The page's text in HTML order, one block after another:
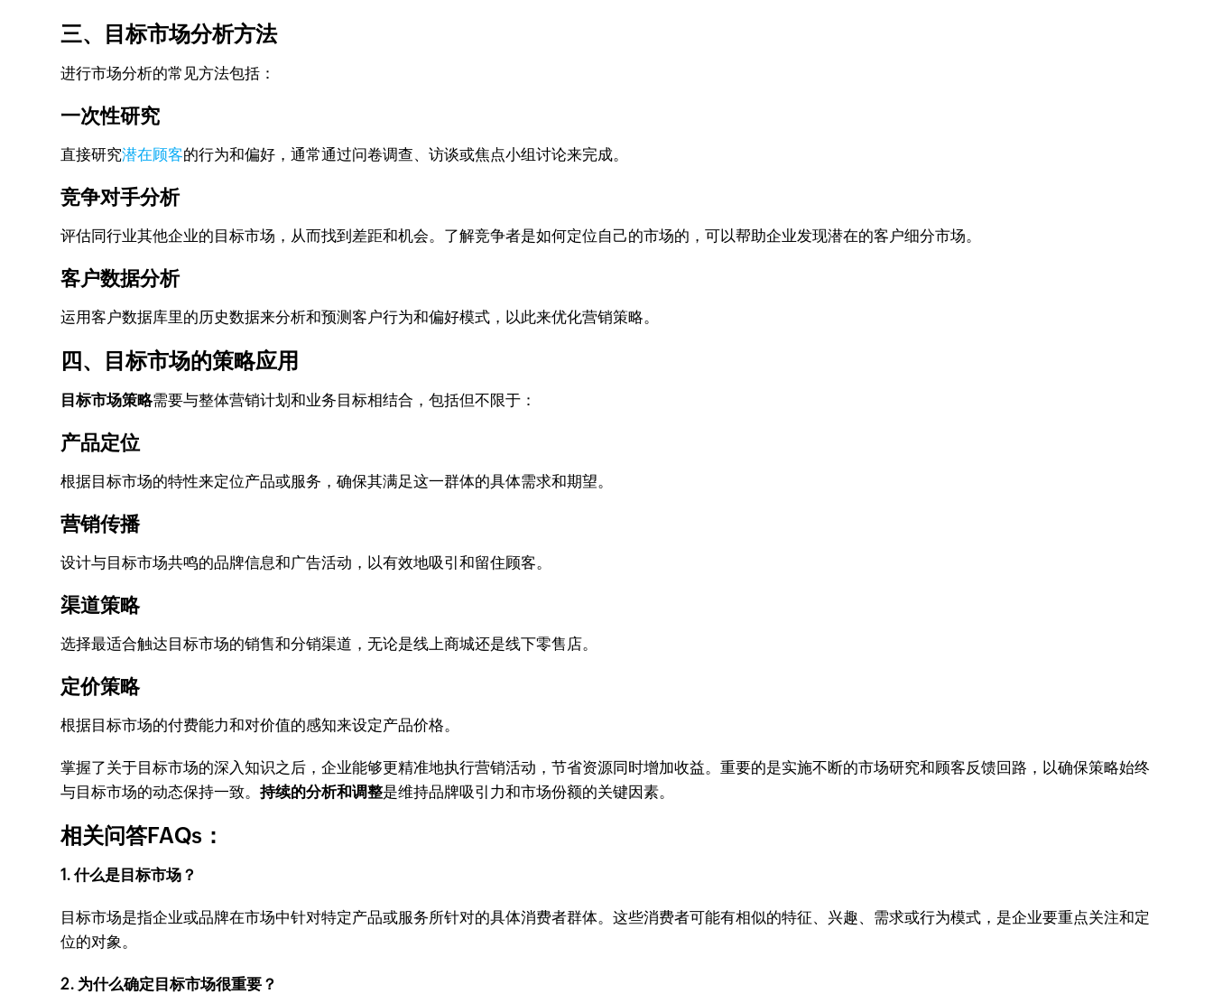
三、目标市场分析方法
进行市场分析的常见方法包括：
一次性研究
直接研究潜在顾客的行为和偏好，通常通过问卷调查、访谈或焦点小组讨论来完成。
竞争对手分析
评估同行业其他企业的目标市场，从而找到差距和机会。了解竞争者是如何定位自己的市场的，可以帮助企业发现潜在的客户细分市场。
客户数据分析
运用客户数据库里的历史数据来分析和预测客户行为和偏好模式，以此来优化营销策略。
四、目标市场的策略应用
目标市场策略需要与整体营销计划和业务目标相结合，包括但不限于：
产品定位
根据目标市场的特性来定位产品或服务，确保其满足这一群体的具体需求和期望。
营销传播
设计与目标市场共鸣的品牌信息和广告活动，以有效地吸引和留住顾客。
渠道策略
选择最适合触达目标市场的销售和分销渠道，无论是线上商城还是线下零售店。
定价策略
根据目标市场的付费能力和对价值的感知来设定产品价格。
掌握了关于目标市场的深入知识之后，企业能够更精准地执行营销活动，节省资源同时增加收益。重要的是实施不断的市场研究和顾客反馈回路，以确保策略始终
与目标市场的动态保持一致。持续的分析和调整是维持品牌吸引力和市场份额的关键因素。
相关问答FAQs：
1. 什么是目标市场？
目标市场是指企业或品牌在市场中针对特定产品或服务所针对的具体消费者群体。这些消费者可能有相似的特征、兴趣、需求或行为模式，是企业要重点关注和定
位的对象。
2. 为什么确定目标市场很重要？